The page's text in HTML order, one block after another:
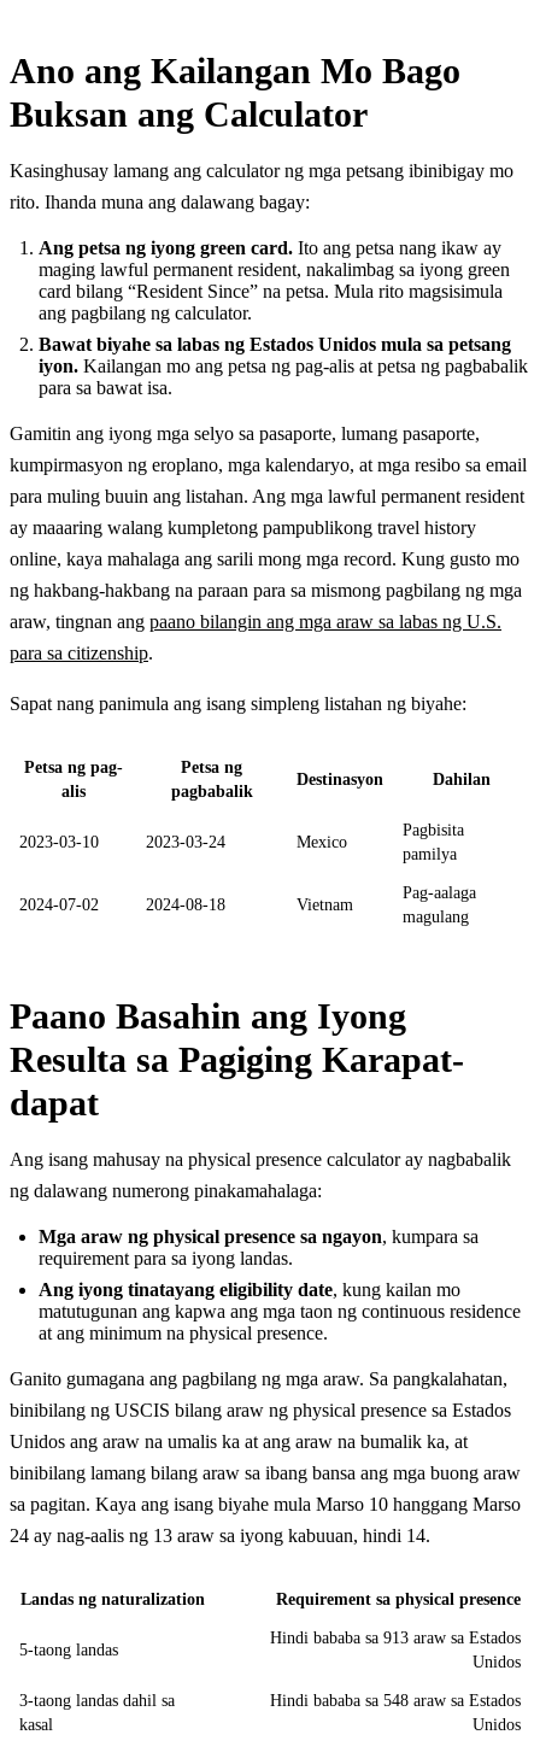
Ano ang Kailangan Mo Bago
Buksan ang Calculator
Kasinghusay lamang ang calculator ng mga petsang ibinibigay mo
rito. Ihanda muna ang dalawang bagay:
Ang petsa ng iyong green card. Ito ang petsa nang ikaw ay
maging lawful permanent resident, nakalimbag sa iyong green
card bilang “Resident Since” na petsa. Mula rito magsisimula
ang pagbilang ng calculator.
Bawat biyahe sa labas ng Estados Unidos mula sa petsang
iyon. Kailangan mo ang petsa ng pag-alis at petsa ng pagbabalik
para sa bawat isa.
Gamitin ang iyong mga selyo sa pasaporte, lumang pasaporte,
kumpirmasyon ng eroplano, mga kalendaryo, at mga resibo sa email
para muling buuin ang listahan. Ang mga lawful permanent resident
ay maaaring walang kumpletong pampublikong travel history
online, kaya mahalaga ang sarili mong mga record. Kung gusto mo
ng hakbang-hakbang na paraan para sa mismong pagbilang ng mga
araw, tingnan ang paano bilangin ang mga araw sa labas ng U.S.
para sa citizenship.
Sapat nang panimula ang isang simpleng listahan ng biyahe:
Petsa ng pag-
alis
Petsa ng
pagbabalik
Destinasyon Dahilan
2023-03-10 2023-03-24 Mexico
Pagbisita
pamilya
2024-07-02 2024-08-18 Vietnam
Pag-aalaga
magulang
Paano Basahin ang Iyong
Resulta sa Pagiging Karapat-
dapat
Ang isang mahusay na physical presence calculator ay nagbabalik
ng dalawang numerong pinakamahalaga:
Mga araw ng physical presence sa ngayon, kumpara sa
requirement para sa iyong landas.
Ang iyong tinatayang eligibility date, kung kailan mo
matutugunan ang kapwa ang mga taon ng continuous residence
at ang minimum na physical presence.
Ganito gumagana ang pagbilang ng mga araw. Sa pangkalahatan,
binibilang ng USCIS bilang araw ng physical presence sa Estados
Unidos ang araw na umalis ka at ang araw na bumalik ka, at
binibilang lamang bilang araw sa ibang bansa ang mga buong araw
sa pagitan. Kaya ang isang biyahe mula Marso 10 hanggang Marso
24 ay nag-aalis ng 13 araw sa iyong kabuuan, hindi 14.
Landas ng naturalization Requirement sa physical presence
5-taong landas
Hindi bababa sa 913 araw sa Estados
Unidos
3-taong landas dahil sa
kasal
Hindi bababa sa 548 araw sa Estados
Unidos